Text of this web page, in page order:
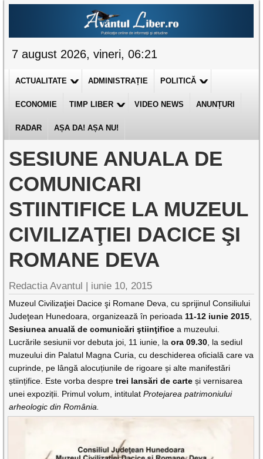
7 august 2026, vineri, 06:21
ACTUALITATE ADMINISTRAȚIE POLITICĂ
ECONOMIE TIMP LIBER VIDEO NEWS ANUNȚURI
RADAR AȘA DA! AȘA NU!
SESIUNE ANUALA DE
COMUNICARI
STIINTIFICE LA MUZEUL
CIVILIZAŢIEI DACICE ŞI
ROMANE DEVA
Redactia Avantul | iunie 10, 2015
Muzeul Civilizaţiei Dacice şi Romane Deva, cu sprijinul Consiliului
Judeţean Hunedoara, organizează în perioada 11-12 iunie 2015
Sesiunea anuală de comunicări ştiinţificea muzeului.
Lucrările sesiunii vor debuta joi, 11 iunie, laora 09.30 , la sediul
muzeului din Palatul Magna Curia, cu deschiderea oficială care va
cuprinde, pe lângă alocuțiunile de rigoare și alte manifestări
științifice. Este vorba despretrei lansări de carte și vernisarea
unei expoziții. Primul volum, intitulatProtejarea patrimoniului
arheologic din România.